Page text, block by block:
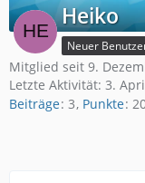
Heiko
Neuer
Mitglied seit 9.
Letzte Aktivität: 3.
Beiträge 3 Punkte